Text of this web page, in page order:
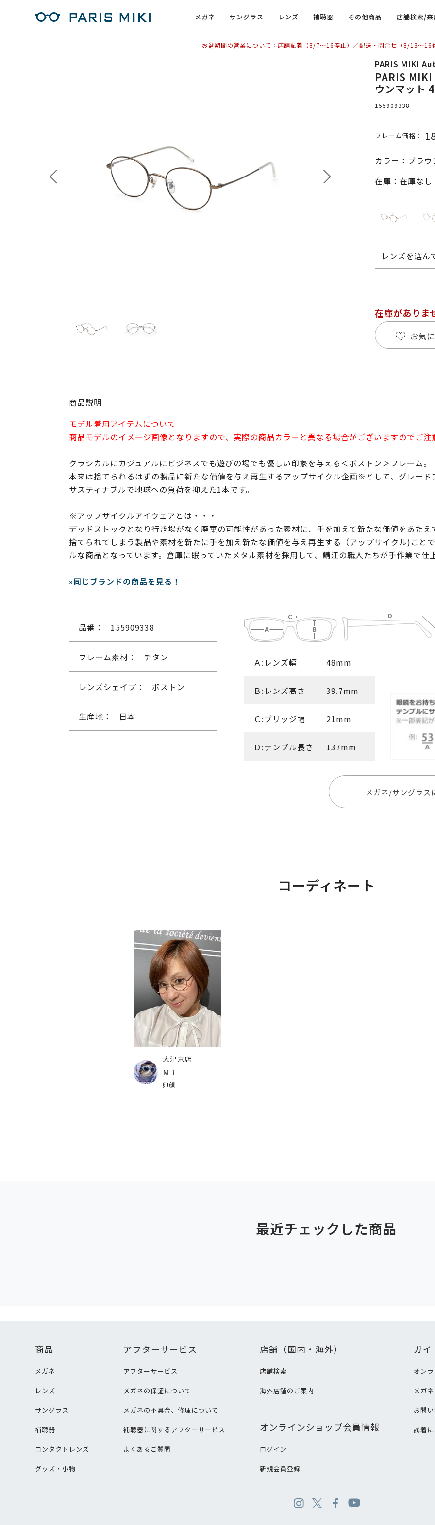
メガネ サングラス レンズ 補聴器 その他商品 店舗検索/
お盆期間の営業について：店舗試着（8/7〜16停止）／配送・問合せ（8/13〜16
PARIS MIKI
PARIS
ウンマット
155909338
フレーム価格：
カラー：ブラ
在庫：在庫なし
レンズを選ん
在庫がありま
お気
商品説明
モデル着用アイテムについて
商品モデルのイメージ画像となりますので、実際の商品カラーと異なる場合がございますのでご注
クラシカルにカジュアルにビジネスでも遊びの場でも優しい印象を与える＜ボストン＞フレーム。
本来は捨てられるはずの製品に新たな価値を与え再生するアップサイクル企画※として、グレー
サスティナブルで地球への負荷を抑えた1本です。
※アップサイクルアイウェアとは・・・
デッドストックとなり行き場がなく廃棄の可能性があった素材に、手を加えて新たな価値をあたえ
捨てられてしまう製品や素材を新たに手を加え新たな価値を与え再生する（アップサイクル)こと
ルな商品となっています。倉庫に眠っていたメタル素材を採用して、鯖江の職人たちが手作業で仕
»同じブランドの商品を見る！
品番： 155909338
フレーム素材： チタン
レンズシェイプ： ボストン
生産地： 日本
Ａ:レンズ幅 48mm
Ｂ:レンズ高さ 39.7mm
Ｃ:ブリッジ幅 21mm
Ｄ:テンプル長さ 137mm
メガネ/サングラス
コーディネート
大津京店
Ｍｉ
卵顔
最近チェックした商品
商品
メガネ
レンズ
サングラス
補聴器
コンタクトレンズ
グッズ・小物
アフターサービス
アフターサービス
メガネの保証について
メガネの不具合、修理について
補聴器に関するアフターサービス
よくあるご質問
店舗（国内・海外）
店舗検索
海外店舗のご案内
オンラインショップ会員情報
ログイン
新規会員登録
ガイ
オン
メガ
お問
試着